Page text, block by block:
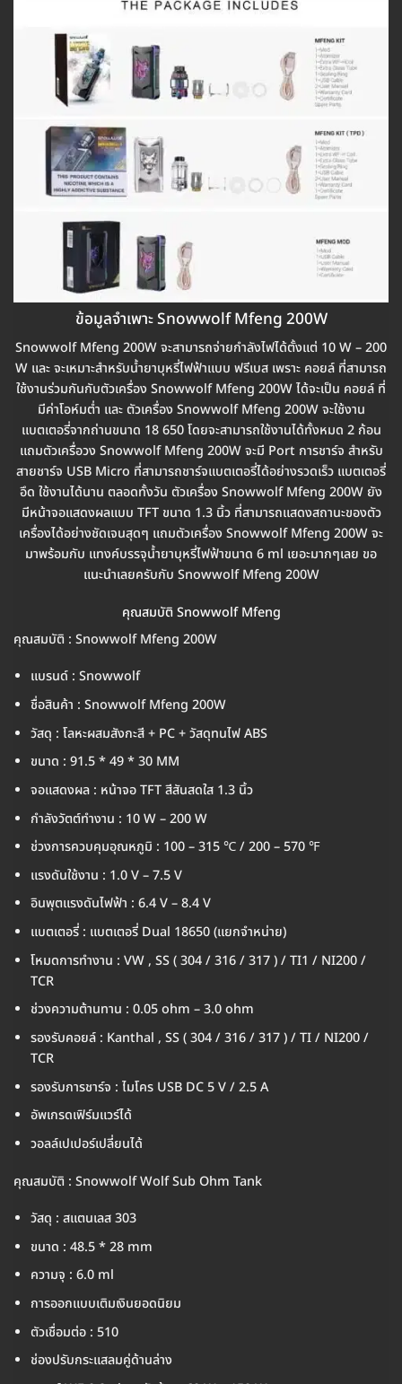
ข้อมูลจำเพาะ Snowwolf Mfeng 200W
Snowwolf Mfeng 200W จะสามารถจ่ายกำลังไฟได้ตั้งแต่ 10 W – 200
W และ จะเหมาะสำหรับน้ำยาบุหรี่ไฟฟ้าแบบ ฟรีเบส เพราะ คอยล์ ที่สามารถ
ใช้งานร่วมกันกับตัวเครื่อง Snowwolf Mfeng 200W ได้จะเป็น คอยล์ ที่
มีค่าโอห์มต่ำ และ ตัวเครื่อง Snowwolf Mfeng 200W จะใช้งาน
แบตเตอรี่จากถ่านขนาด 18 650 โดยจะสามารถใช้งานได้ทั้งหมด 2 ก้อน
แถมตัวเครื่อวง Snowwolf Mfeng 200W จะมี Port การชาร์จ สำหรับ
สายชาร์จ USB Micro ที่สามารถชาร์จแบตเตอรี่ได้อย่างรวดเร็ว แบตเตอรี่
อึด ใช้งานได้นาน ตลอดทั้งวัน ตัวเครื่อง Snowwolf Mfeng 200W ยัง
มีหน้าจอแสดงผลแบบ TFT ขนาด 1.3 นิ้ว ที่สามารถแสดงสถานะของตัว
เครื่องได้อย่างชัดเจนสุดๆ แถมตัวเครื่อง Snowwolf Mfeng 200W จะ
มาพร้อมกับ แทงค์บรรจุน้ำยาบุหรี่ไฟฟ้าขนาด 6 ml เยอะมากๆเลย ขอ
แนะนำเลยครับกับ Snowwolf Mfeng 200W
คุณสมบัติ Snowwolf Mfeng
คุณสมบัติ : Snowwolf Mfeng 200W
แบรนด์ : Snowwolf
ชื่อสินค้า : Snowwolf Mfeng 200W
วัสดุ : โลหะผสมสังกะสี + PC + วัสดุทนไฟ ABS
ขนาด : 91.5 * 49 * 30 MM
จอแสดงผล : หน้าจอ TFT สีสันสดใส 1.3 นิ้ว
กำลังวัตต์ทำงาน : 10 W – 200 W
ช่วงการควบคุมอุณหภูมิ : 100 – 315 ℃ / 200 – 570 ℉
แรงดันใช้งาน : 1.0 V – 7.5 V
อินพุตแรงดันไฟฟ้า : 6.4 V – 8.4 V
แบตเตอรี่ : แบตเตอรี่ Dual 18650 (แยกจำหน่าย)
โหมดการทำงาน : VW , SS ( 304 / 316 / 317 ) / TI1 / NI200 /
TCR
ช่วงความต้านทาน : 0.05 ohm – 3.0 ohm
รองรับคอยล์ : Kanthal , SS ( 304 / 316 / 317 ) / TI / NI200 /
TCR
รองรับการชาร์จ : ไมโคร USB DC 5 V / 2.5 A
อัพเกรดเฟิร์มแวร์ได้
วอลล์เปเปอร์เปลี่ยนได้
คุณสมบัติ : Snowwolf Wolf Sub Ohm Tank
วัสดุ : สแตนเลส 303
ขนาด : 48.5 * 28 mm
ความจุ : 6.0 ml
การออกแบบเติมเงินยอดนิยม
ตัวเชื่อมต่อ : 510
ช่องปรับกระแสลมคู่ด้านล่าง